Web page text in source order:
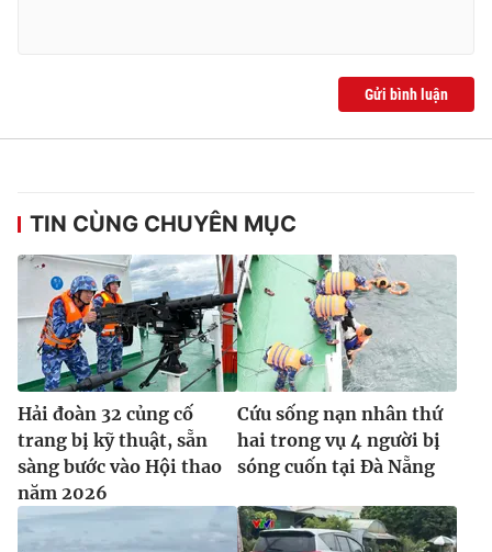
Gửi bình luận
TIN CÙNG CHUYÊN MỤC
Hải đoàn 32 củng cố
trang bị kỹ thuật, sẵn
sàng bước vào Hội thao
năm 2026
Cứu sống nạn nhân thứ
hai trong vụ 4 người bị
sóng cuốn tại Đà Nẵng